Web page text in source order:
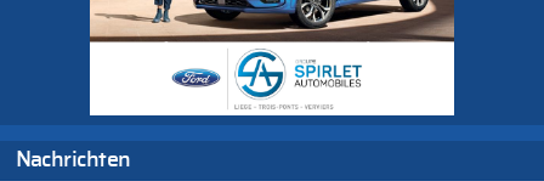
Nachrichten